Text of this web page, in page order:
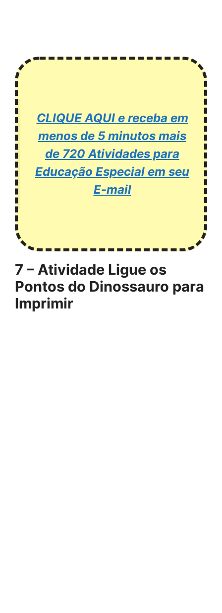
CLIQUE AQUI e receba em
menos de 5 minutos mais
de 720 Atividades para
Educação Especial em seu
E-mail
7 – Atividade Ligue os
Pontos do Dinossauro para
Imprimir